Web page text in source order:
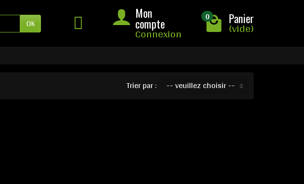
OK
Mon
compte
Connexion
0 Panier
(vide)
Trier par : -- veuillez choisir --